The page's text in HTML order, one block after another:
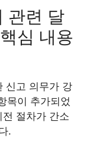
관련 달
심 내용
신고 의무가 강
목이 추가되었
절차가 간소
.